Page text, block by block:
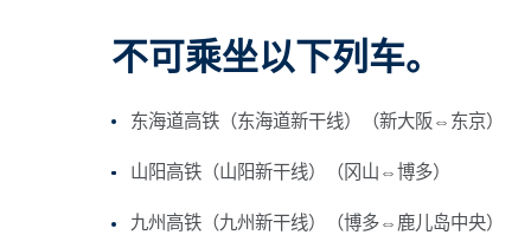
不可乘坐以下列车。
东海道高铁（东海道新干线）（新大阪⇔东京）
山阳高铁（山阳新干线）（冈山⇔博多）
九州高铁（九州新干线）（博多⇔鹿儿岛中央）